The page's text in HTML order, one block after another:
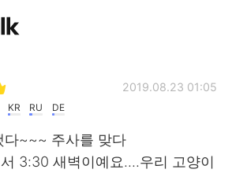
App
KR RU DE
2019.08.23 01:05
다~~~ 주사를 맞다
3:30 새벽이예요....우리 고양이